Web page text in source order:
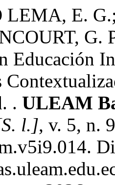
LEMA, E.
G.
Educación
. ULEAM
l.], v. 5, n.